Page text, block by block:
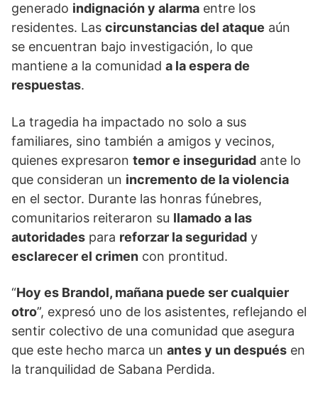
generado indignación y alarma entre los
residentes. Las circunstancias del ataque aún
se encuentran bajo investigación, lo que
mantiene a la comunidad a la espera de
respuestas.
La tragedia ha impactado no solo a sus
familiares, sino también a amigos y vecinos,
quienes expresaron temor e inseguridad ante lo
que consideran un incremento de la violencia
en el sector. Durante las honras fúnebres,
comunitarios reiteraron su llamado a las
autoridades para reforzar la seguridad y
esclarecer el crimen con prontitud.
“Hoy es Brandol, mañana puede ser cualquier
otro”, expresó uno de los asistentes, reflejando el
sentir colectivo de una comunidad que asegura
que este hecho marca un antes y un después en
la tranquilidad de Sabana Perdida.